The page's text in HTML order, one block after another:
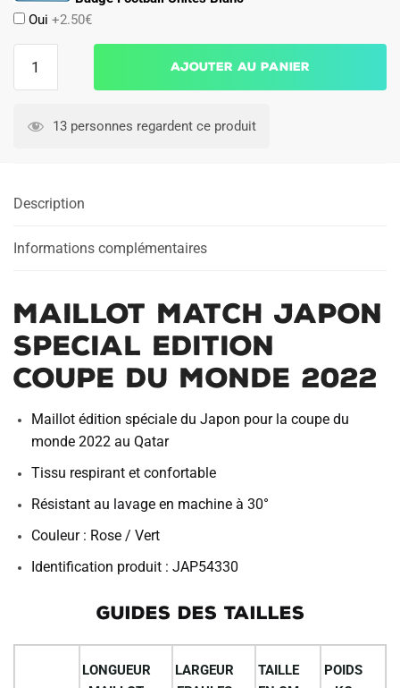
Oui +2.50€
MATCH
COUPE
MONDE
Ajouter au panier
13 personnes regardent ce produit
Description
Informations complémentaires
MAILLOT MATCH JAPON
SPECIAL EDITION
COUPE DU MONDE 2022
Maillot édition spéciale du Japon pour la coupe du
monde 2022 au Qatar
Tissu respirant et confortable
Résistant au lavage en machine à 30°
Couleur : Rose / Vert
Identification produit : JAP54330
GUIDES DES TAILLES
LONGUEUR
LARGEUR
TAILLE
POIDS